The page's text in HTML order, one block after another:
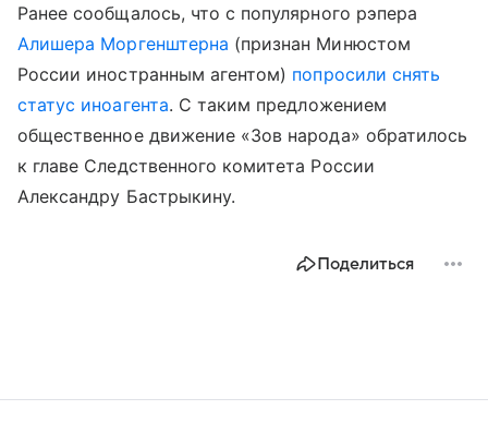
Ранее сообщалось, что с популярного рэпера
Алишера Моргенштерна (признан Минюстом
России иностранным агентом) попросили снять
статус иноагента. С таким предложением
общественное движение «Зов народа» обратилось
к главе Следственного комитета России
Александру Бастрыкину.
Поделиться